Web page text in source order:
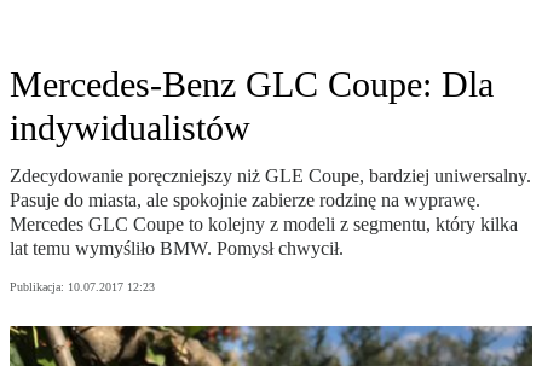
Mercedes-Benz GLC Coupe: Dla
indywidualistów
Zdecydowanie poręczniejszy niż GLE Coupe, bardziej uniwersalny.
Pasuje do miasta, ale spokojnie zabierze rodzinę na wyprawę.
Mercedes GLC Coupe to kolejny z modeli z segmentu, który kilka
lat temu wymyśliło BMW. Pomysł chwycił.
Publikacja: 10.07.2017 12:23